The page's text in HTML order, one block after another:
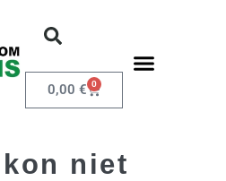
0,00 € 0
niet